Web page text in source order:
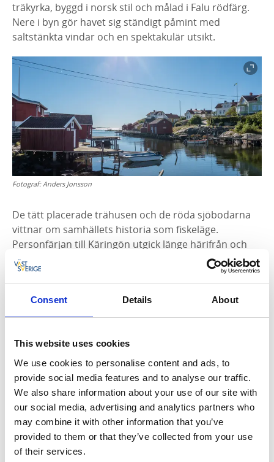
Consent Details About
This website uses cookies
We use cookies to personalise content and ads, to
provide social media features and to analyse our traffic.
We also share information about your use of our site with
our social media, advertising and analytics partners who
may combine it with other information that you’ve
provided to them or that they’ve collected from your use
of their services.
träkyrka, byggd i norsk stil och målad i Falu rödfärg.
Nere i byn gör havet sig ständigt påmint med
saltstänkta vindar och en spektakulär utsikt.
Fotograf:Anders Jonsson
De tätt placerade trähusen och de röda sjöbodarna
vittnar om samhällets historia som fiskeläge.
Personfärjan till Käringön utgick länge härifrån och
stressade bilister som skulle hinna med färjan
parkerade vilt runt i samhället, men sedan
återtagit sitt lugn.
Bad och kajakpaddling
Arkipelagen utanför Hälleviksstrand är med sina
trånga vikar och grunda sund perfekt för
kajakpaddling, och kajakuthyrare finns i närheten,
exempelvis på Stockens camping. Att ljudlöst glida
fram över vattenytan, och stillsamt närma sig sälarna
och fåglarna, gör att du blir ett med naturen för en